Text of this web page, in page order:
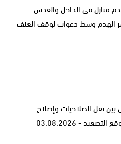
منازل في الداخل والقدس…
الهدم وسط دعوات لوقف العنف
نقل الصلاحيات وإصلاح
- 03.08.2026